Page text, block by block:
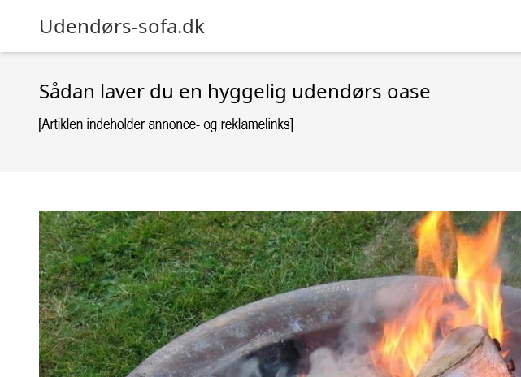
Udendørs-sofa.dk
Sådan laver du en hyggelig udendørs oase